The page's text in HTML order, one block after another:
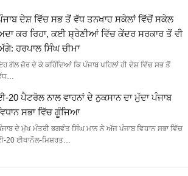
ਦੇਸ਼ ਵਿੱਚ ਸਭ ਤੋਂ ਵੱਧ ਤਨਖਾਹ ਸਕੇਲਾਂ ਵਿੱਚੋਂ ਸਕੇਲ
ਕਰ ਰਿਹਾ, ਕਈ ਸ਼੍ਰੇਣੀਆਂ ਵਿੱਚ ਕੇਂਦਰ ਸਰਕਾਰ ਤੋਂ ਵੀ
ਹਰਪਾਲ ਸਿੰਘ ਚੀਮਾ
ਗੱਲ ਜ਼ੋਰ ਦੇ ਕੇ ਕਹਿੰਦਿਆਂ ਕਿ ਪੰਜਾਬ ਪਹਿਲਾਂ ਹੀ ਦੇਸ਼ ਵਿੱਚ ਸਭ ਤੋਂ
20 ਪੈਟਰੋਲ ਨਾਲ ਵਾਹਨਾਂ ਦੇ ਨੁਕਸਾਨ ਦਾ ਮੁੱਦਾ ਪੰਜਾਬ
ਸਭਾ ਵਿੱਚ ਗੂੰਜਿਆ
ਦੇ ਮੁੱਖ ਮੰਤਰੀ ਭਗਵੰਤ ਸਿੰਘ ਮਾਨ ਨੇ ਅੱਜ ਪੰਜਾਬ ਵਿਧਾਨ ਸਭਾ ਵਿੱਚ
20 ਈਥਾਨੌਲ-ਮਿਸ਼ਰਤ…